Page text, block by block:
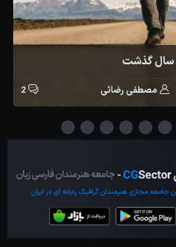
مصطفی رضائی 2